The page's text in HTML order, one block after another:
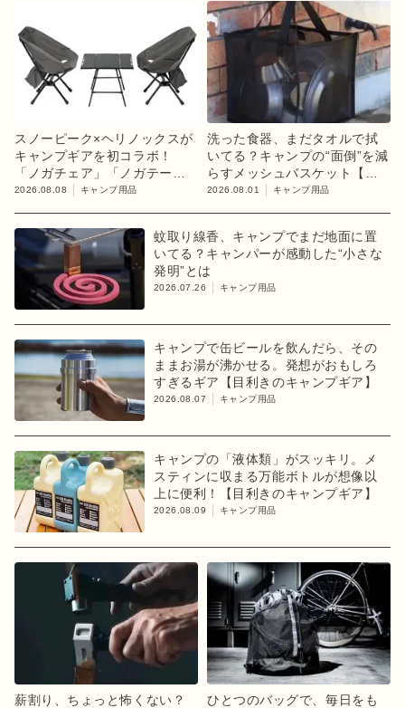
スノーピーク×ヘリノックスが
キャンプギアを初コラボ！
「ノガチェア」「ノガテーブ
ル」を8月13日に発売
2026.08.08 キャンプ用品
洗った食器、まだタオルで拭
いてる？キャンプの“面倒”を減
らすメッシュバスケット【目
利きのキャンプギア】
2026.08.01 キャンプ用品
蚊取り線香、キャンプでまだ地面に置
いてる？キャンパーが感動した“小さな
発明”とは
2026.07.26 キャンプ用品
キャンプで缶ビールを飲んだら、その
ままお湯が沸かせる。発想がおもしろ
すぎるギア【目利きのキャンプギア】
2026.08.07 キャンプ用品
キャンプの「液体類」がスッキリ。メ
スティンに収まる万能ボトルが想像以
上に便利！【目利きのキャンプギア】
2026.08.09 キャンプ用品
薪割り、ちょっと怖くない？ ひとつのバッグで、毎日をも